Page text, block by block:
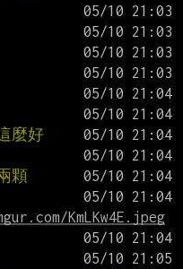
麼好
顆
KmLKw4E.jpeg